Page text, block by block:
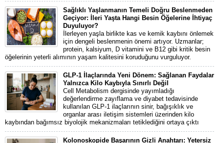
Sağlıklı Yaşlanmanın Temeli Doğru Beslenmeden
Geçiyor: İleri Yaşta Hangi Besin Öğelerine İhtiyaç
Duyuluyor?
İlerleyen yaşla birlikte kas ve kemik kaybını önlemek
için dengeli beslenmenin önemi artıyor. Uzmanlar;
protein, kalsiyum, D vitamini ve B12 gibi kritik besin
öğelerinin yeterli alımının yaşam kalitesini koruduğunu vurguluyor.
GLP-1 İlaçlarında Yeni Dönem: Sağlanan Faydalar
Yalnızca Kilo Kaybıyla Sınırlı Değil
Cell Metabolism dergisinde yayımladığı
değerlendirme zayıflama ve diyabet tedavisinde
kullanılan GLP-1 ilaçlarının sinir, bağışıklık ve
organlar arası iletişim sistemleri üzerinden kilo
kaybından bağımsız biyolojik mekanizmaları tetiklediğini ortaya çıktı
Kolonoskopide Başarının Gizli Anahtarı: Yetersiz